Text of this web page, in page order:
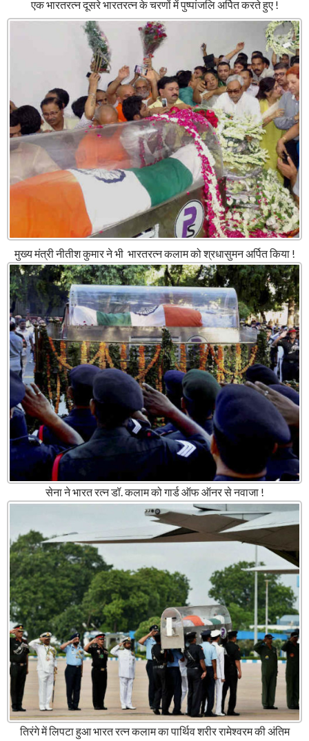
एक भारतरत्न दूसरे भारतरत्न के चरणों में पुष्पांजलि अर्पित करते हुए !
मुख्य मंत्री नीतीश कुमार ने भी भारतरत्न कलाम को श्रधासुमन अर्पित किया !
सेना ने भारत रत्न डॉ. कलाम को गार्ड ऑफ ऑनर से नवाजा !
तिरंगे में लिपटा हुआ भारत रत्न कलाम का पार्थिव शरीर रामेश्वरम की अंतिम